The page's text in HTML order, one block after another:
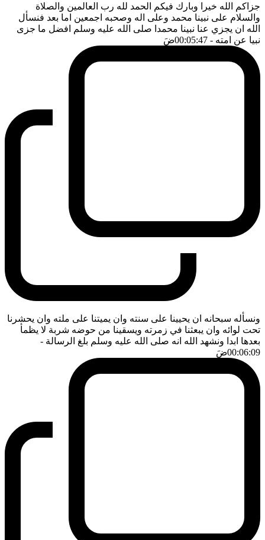
جزاكم الله خيرا وبارك فيكم الحمد لله رب العالمين والصلاة
والسلام على نبينا محمد وعلى اله وصحبه اجمعين اما بعد فنسأل
الله ان يجزي عنا نبينا محمدا صلى الله عليه وسلم افضل ما جزى
نبيا عن امته - 00:05:47 ضَ
ونسأله سبحانه ان يحيينا على سنته وان يميتنا على ملته وان يحشرنا
تحت لوائه وان يبعثنا في زمرته ويسقينا من حوضه شربة لا يظمأ
بعدها ابدا ونشهد الله انه صلى الله عليه وسلم بلغ الرسالة -
00:06:09ضَ